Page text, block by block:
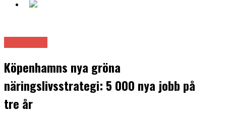
Köpenhamns nya gröna
näringslivsstrategi: 5 000 nya jobb på
tre år